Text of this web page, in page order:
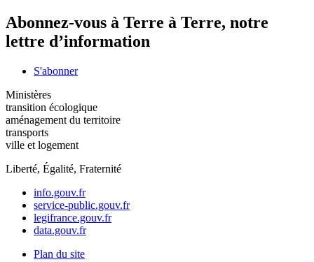
Abonnez-vous à Terre à Terre, notre
lettre d’information
S'abonner
Ministères
transition écologique
aménagement du territoire
transports
ville et logement
Liberté, Égalité, Fraternité
info.gouv.fr
service-public.gouv.fr
legifrance.gouv.fr
data.gouv.fr
Plan du site